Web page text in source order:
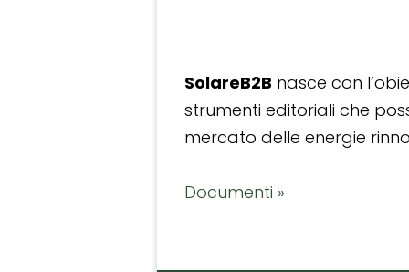
SolareB2B nasce con
strumenti editoriali che
mercato delle energie
Documenti »